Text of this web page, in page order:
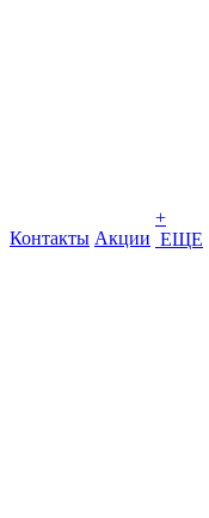
Контакты Акции
+
ЕЩЕ